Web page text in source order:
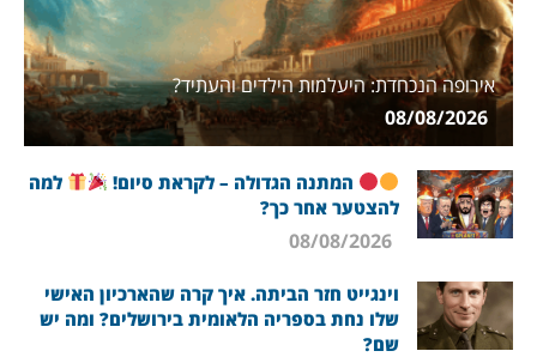
אירופה הנכחדת: היעלמות הילדים והעתיד?
המתנה הגדולה – לקראת סיום!
למה
להצטער אחר כך?
וינגייט חזר הביתה. איך קרה שהארכיון האישי
שלו נחת בספריה הלאומית בירושלים? ומה יש
שם?